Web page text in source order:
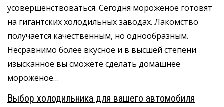
усовершенствоваться. Сегодня мороженое готовят
на гигантских холодильных заводах. Лакомство
получается качественным, но однообразным.
Несравнимо более вкусное и в высшей степени
изысканное вы сможете сделать домашнее
мороженое…
Выбор холодильника для вашего автомобиля